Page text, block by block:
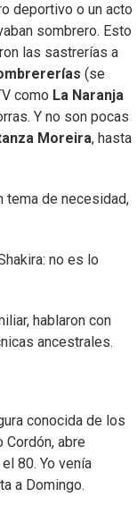
deportivo o un acto
sombrero. Esto
las sastrerías a
(se
como La Naranja
Y no son pocas
Moreira, hasta
tema de necesidad,
no es lo
hablaron con
ancestrales.
conocida de los
abre
80. Yo venía
a Domingo.